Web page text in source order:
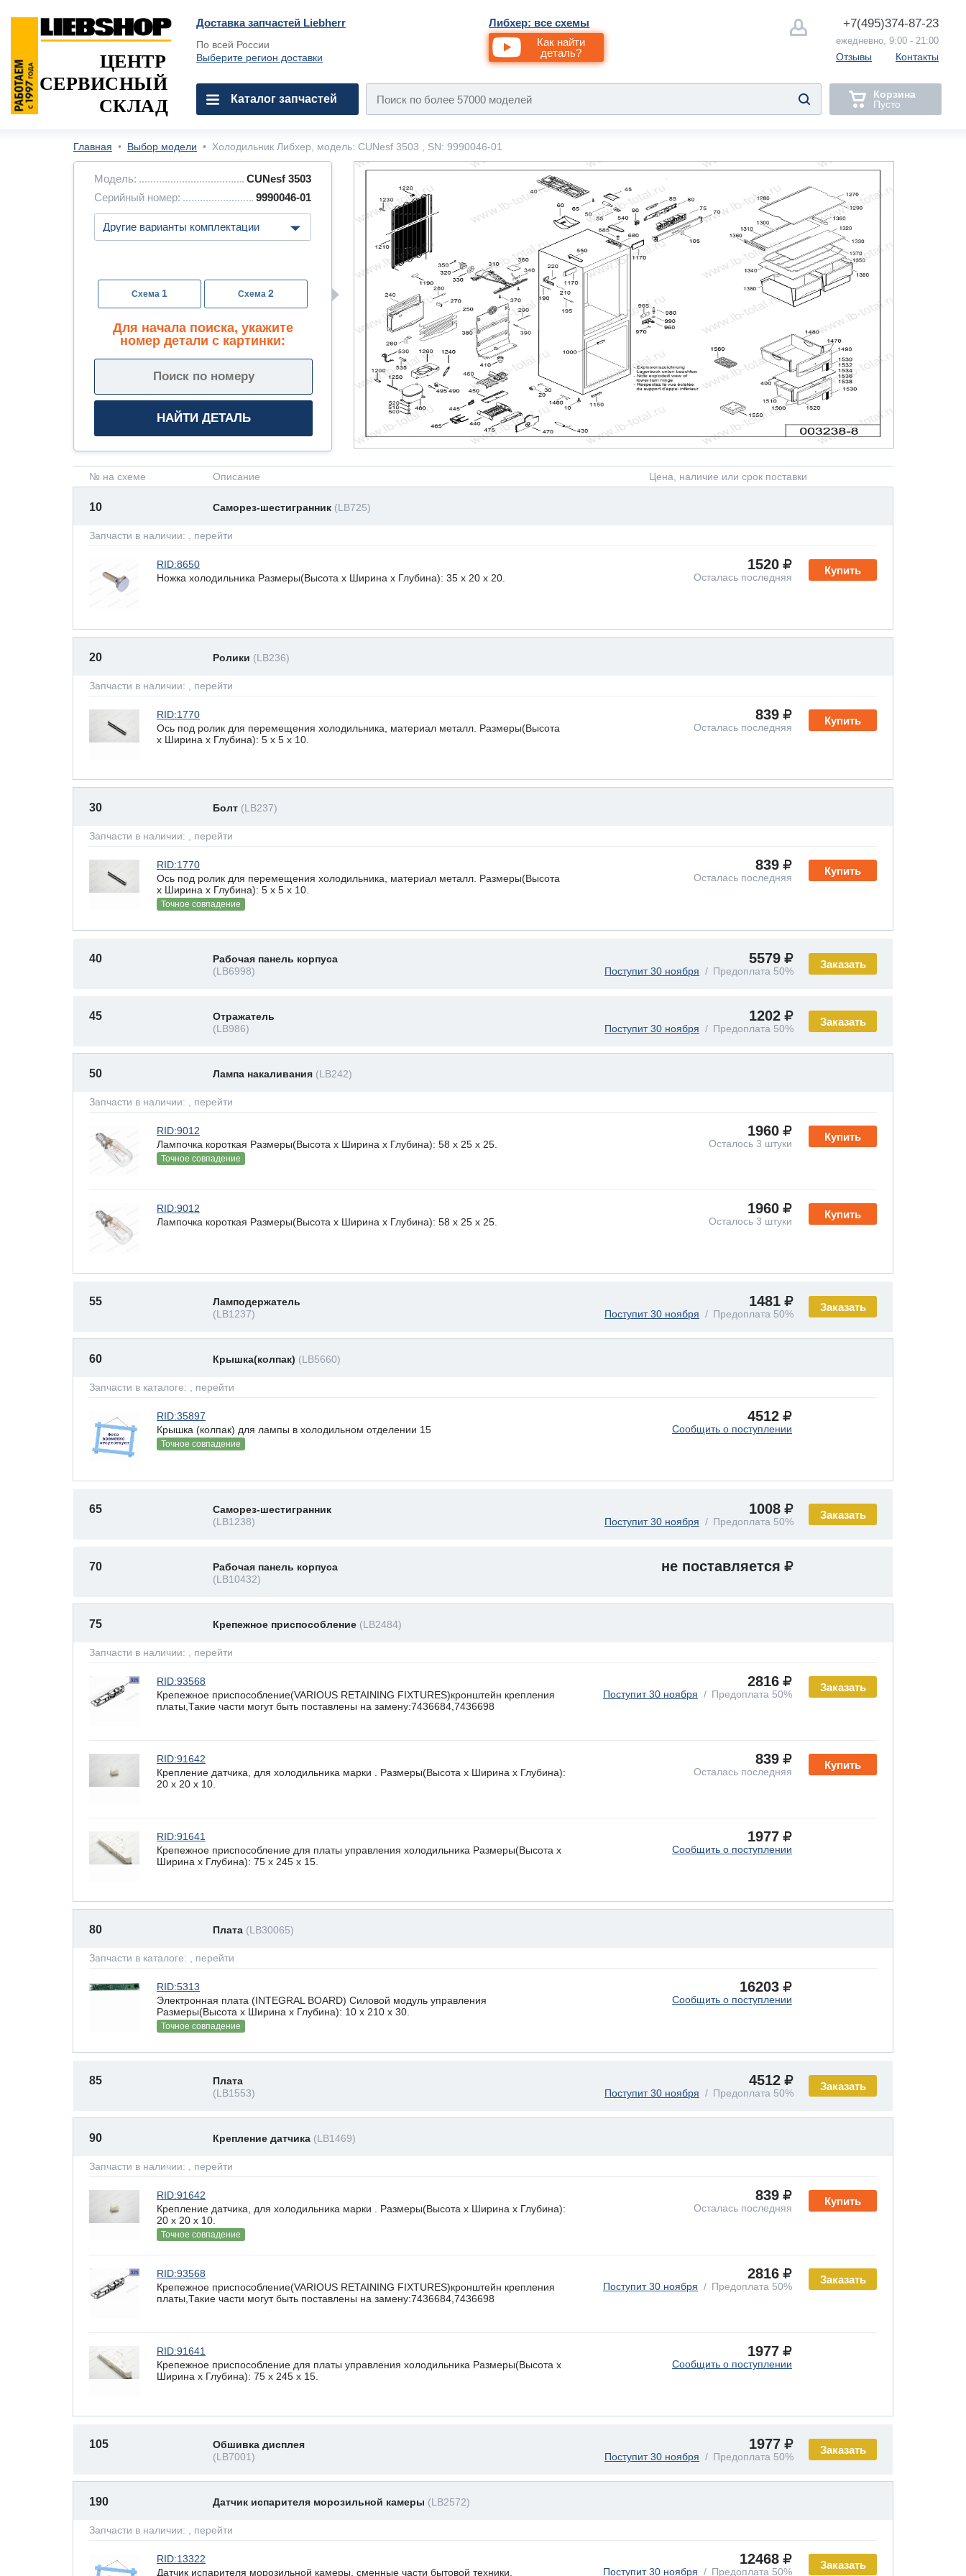
Доставка запчастей Liebherr
По всей России
Выберите регион доставки
Либхер: все схемы
Как найти
деталь?
+7(495)374-87-23
ежедневно, 9:00 - 21:00
Отзывы Контакты
ЦЕНТР
СЕРВИСНЫЙ
СКЛАД
Каталог запчастей
Корзина
Пусто
Главная • Выбор модели • Холодильник Либхер, модель: CUNesf 3503 , SN: 9990046-01
Модель:
CUNesf 3503
Серийный номер:
9990046-01
1 2
Для начала поиска, укажите
номер детали с картинки:
№ на схеме Описание Цена, наличие или срок поставки
10 Саморез-шестигранник (LB725)
Запчасти в наличии: , перейти
Купить
RID:8650
Ножка холодильника Размеры(Высота х Ширина х Глубина): 35 x 20 х 20.
1520
Осталась последняя
20 Ролики (LB236)
Запчасти в наличии: , перейти
Купить
RID:1770
Ось под ролик для перемещения холодильника, материал металл. Размеры(Высота
х Ширина х Глубина): 5 x 5 х 10.
839
Осталась последняя
30 Болт (LB237)
Запчасти в наличии: , перейти
Купить
RID:1770
Ось под ролик для перемещения холодильника, материал металл. Размеры(Высота
х Ширина х Глубина): 5 x 5 х 10.
Точное совпадение
839
Осталась последняя
Заказать
40
Рабочая панель корпуса
(LB6998)
5579
Поступит 30 ноября Предоплата 50%
Заказать
45
Отражатель
(LB986)
1202
Поступит 30 ноября Предоплата 50%
50 Лампа накаливания (LB242)
Запчасти в наличии: , перейти
Купить
RID:9012
Лампочка короткая Размеры(Высота х Ширина х Глубина): 58 x 25 х 25.
Точное совпадение
1960
Осталось 3 штуки
Купить
RID:9012
Лампочка короткая Размеры(Высота х Ширина х Глубина): 58 x 25 х 25.
1960
Осталось 3 штуки
Заказать
55
Ламподержатель
(LB1237)
1481
Поступит 30 ноября Предоплата 50%
60 Крышка(колпак) (LB5660)
Запчасти в каталоге: , перейти
RID:35897
Крышка (колпак) для лампы в холодильном отделении 15
Точное совпадение
4512
Сообщить о поступлении
Заказать
65
Саморез-шестигранник
(LB1238)
1008
Поступит 30 ноября Предоплата 50%
70
Рабочая панель корпуса
(LB10432)
не поставляется
75 Крепежное приспособление (LB2484)
Запчасти в наличии: , перейти
Заказать
RID:93568
Крепежное приспособление(VARIOUS RETAINING FIXTURES)кронштейн крепления
платы,Такие части могут быть поставлены на замену:7436684,7436698
2816
Поступит 30 ноября Предоплата 50%
Купить
RID:91642
Крепление датчика, для холодильника марки . Размеры(Высота х Ширина х Глубина):
20 x 20 х 10.
839
Осталась последняя
RID:91641
Крепежное приспособление для платы управления холодильника Размеры(Высота х
Ширина х Глубина): 75 x 245 х 15.
1977
Сообщить о поступлении
80 Плата (LB30065)
Запчасти в каталоге: , перейти
RID:5313
Электронная плата (INTEGRAL BOARD) Силовой модуль управления
Размеры(Высота х Ширина х Глубина): 10 x 210 х 30.
Точное совпадение
16203
Сообщить о поступлении
Заказать
85
Плата
(LB1553)
4512
Поступит 30 ноября Предоплата 50%
90 Крепление датчика (LB1469)
Запчасти в наличии: , перейти
Купить
RID:91642
Крепление датчика, для холодильника марки . Размеры(Высота х Ширина х Глубина):
20 x 20 х 10.
Точное совпадение
839
Осталась последняя
Заказать
RID:93568
Крепежное приспособление(VARIOUS RETAINING FIXTURES)кронштейн крепления
платы,Такие части могут быть поставлены на замену:7436684,7436698
2816
Поступит 30 ноября Предоплата 50%
RID:91641
Крепежное приспособление для платы управления холодильника Размеры(Высота х
Ширина х Глубина): 75 x 245 х 15.
1977
Сообщить о поступлении
Заказать
105
Обшивка дисплея
(LB7001)
1977
Поступит 30 ноября Предоплата 50%
190 Датчик испарителя морозильной камеры (LB2572)
Запчасти в наличии: , перейти
Заказать
RID:13322
Датчик испарителя морозильной камеры, сменные части бытовой техники.
12468
Поступит 30 ноября Предоплата 50%